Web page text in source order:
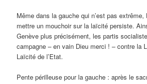
Même dans la gauche qui n’est pas
mettre un mouchoir sur la laïcité persiste.
Genève plus précisément, les partis
campagne – en vain Dieu merci ! – contre la
Laïcité de l’Etat.
Pente périlleuse pour la gauche : après le